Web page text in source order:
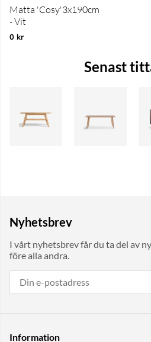
Matta 'Cosy'3x190cm
- Vit
0 kr
Senast
Nyhetsbrev
I vårt nyhetsbrev får du ta del av
före alla andra.
Information